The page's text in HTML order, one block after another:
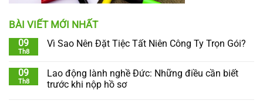
BÀI VIẾT MỚI NHẤT
09
Th8
Vì Sao Nên Đặt Tiệc Tất Niên Công Ty Trọn Gói?
09
Th8
Lao động lành nghề Đức: Những điều cần biết
trước khi nộp hồ sơ